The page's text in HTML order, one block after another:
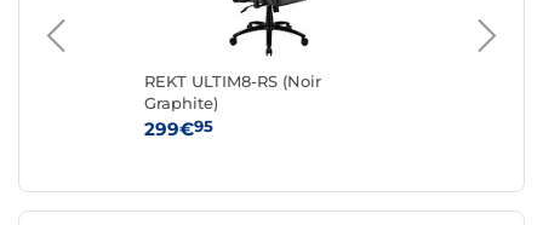
REKT ULTIM8-RS (Noir
Graphite)
299€95